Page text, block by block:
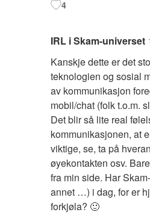
4
IRL i Skam-universet
Kanskje dette er det
teknologien og sosial
av kommunikasjon
mobil/chat (folk t.o.m.
Det blir så lite real
kommunikasjonen, at
viktige, se, ta på
øyekontakten osv.
fra min side. Har
annet …) i dag, for er
forkjøla? 🙂